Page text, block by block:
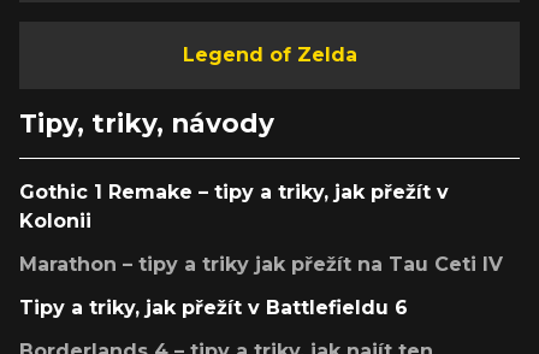
Legend of Zelda
Tipy, triky, návody
Gothic 1 Remake – tipy a triky, jak přežít v
Kolonii
Marathon – tipy a triky jak přežít na Tau Ceti IV
Tipy a triky, jak přežít v Battlefieldu 6